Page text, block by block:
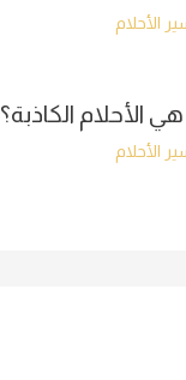
الأحلام
الأحلام الكاذبة؟
الأحلام